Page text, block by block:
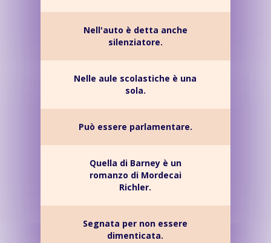
Nell'auto è detta anche
silenziatore.
Nelle aule scolastiche è una
sola.
Può essere parlamentare.
Quella di Barney è un
romanzo di Mordecai
Richler.
Segnata per non essere
dimenticata.